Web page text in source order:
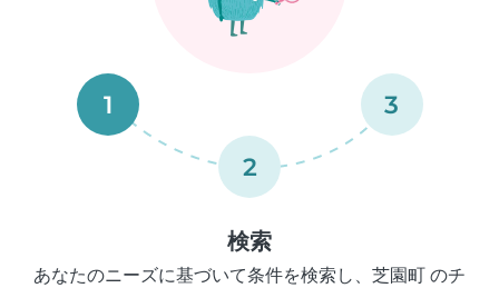
1
2
3
検索
あなたのニーズに基づいて条件を検索し、芝園町 のチ